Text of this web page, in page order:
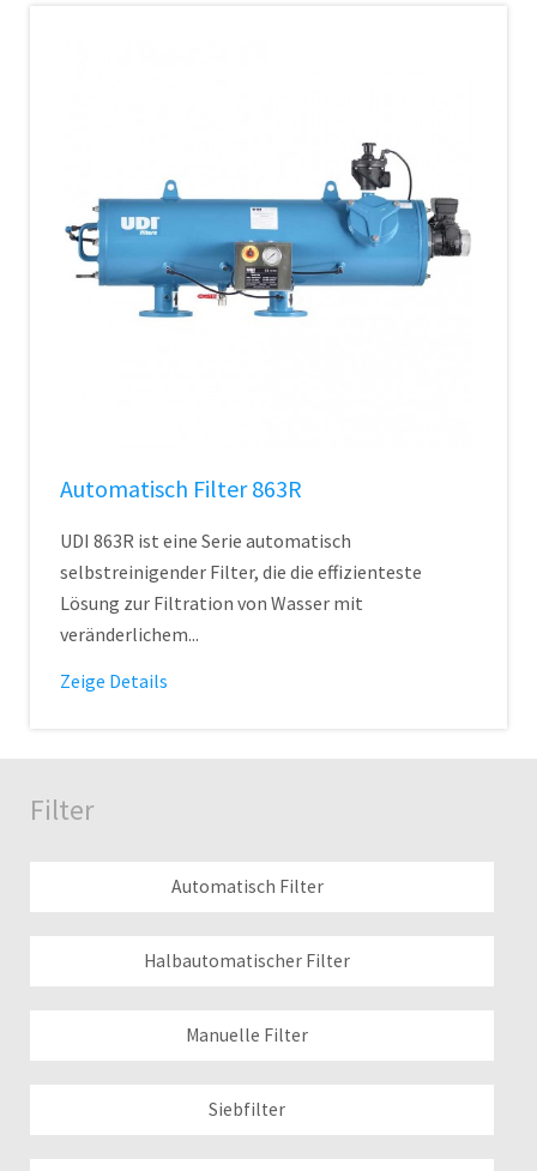
Automatisch Filter 863R
UDI 863R ist eine Serie automatisch
selbstreinigender Filter, die die effizienteste
Lösung zur Filtration von Wasser mit
veränderlichem...
Zeige Details
Filter
Automatisch Filter
Halbautomatischer Filter
Manuelle Filter
Siebfilter